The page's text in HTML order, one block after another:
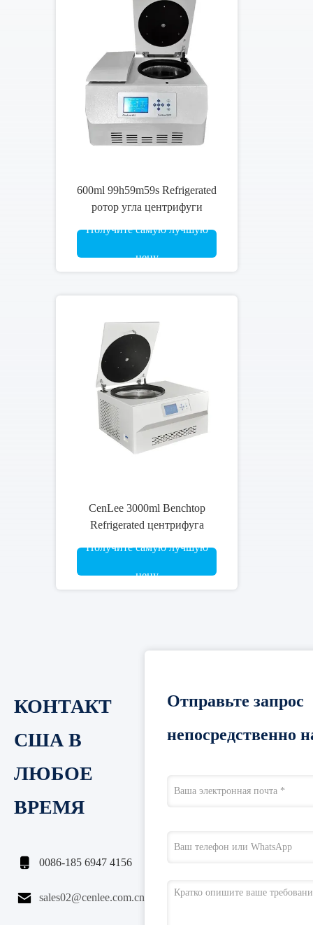
держатели трубки 18500r/Min
Refrigerated высота
Получите самую лучшую
цену
CENLEE5FR 4x1000ml
Кровяной мешок 450мл
лабораторная центрифуга
Напольная центрифуга
Получите самую лучшую
цену
КОНТАКТ
США В
ЛЮБОЕ
ВРЕМЯ
 0086-185 6947 4156
 sales02@cenlee.com.cn
Отправьте запрос
непосредственно